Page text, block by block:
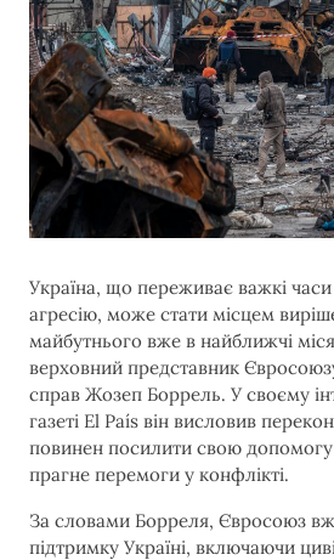
Україна, що переживає важкі часи
агресію, може стати місцем
майбутнього вже в найближчі
верховний представник
справ Жозеп Боррель. У своєму
газеті El País він висловив
повинен посилити свою допомогу
прагне перемоги у конфлікті.
За словами Борреля, Євросоюз
підтримку Україні, включаючи